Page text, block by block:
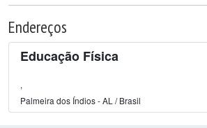
Endereços
Educação Física
,
Palmeira dos Índios - AL / Brasil